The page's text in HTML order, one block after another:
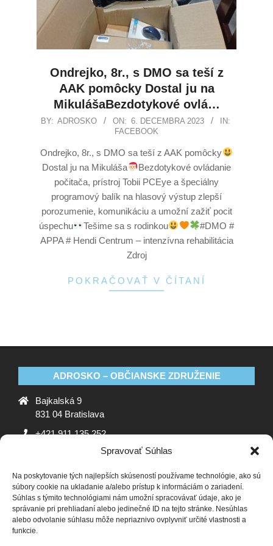
Spravovať Súhlas
Na poskytovanie tých najlepších skúseností používame technológie, ako sú
súbory cookie na ukladanie a/alebo prístup k informáciám o zariadení.
Súhlas s týmito technológiami nám umožní spracovávať údaje, ako je
správanie pri prehliadaní alebo jedinečné ID na tejto stránke. Nesúhlas
alebo odvolanie súhlasu môže nepriaznivo ovplyvniť určité vlastnosti a
funkcie.
Ondrejko, 8r., s DMO sa teší z
AAK pomôcky Dostal ju na
MikulášaBezdotykové ovlá…
BY: ADROSKO ON: 6. DECEMBRA 2023
IN:
FACEBOOK
Ondrejko, 8r., s DMO sa teší z AAK pomôcky
Dostal ju na Mikuláša
Bezdotykové ovládanie
počitača, prístroj Tobii PCEye a špeciálny
programový balík na hlasový výstup zlepší
porozumenie, komunikáciu a umožní zažiť pocit
úspechu
Tešime sa s rodinkou
#DMO #
APPA # Hendi Centrum – intenzívna rehabilitácia
Zdroj
POKRAČOVAŤ V ČÍTANÍ
ADROSKO – OBČIANSKE ZDRUŽENIE
Bajkalská 9
831 04 Bratislava
+421 911 135 252
ADROSKO
Stanovy OZ Ochrana osobných údajov
Zásady
používania súborov cookie (EÚ)
Vyhlásenie o ochrane
osobných údajov (EU)